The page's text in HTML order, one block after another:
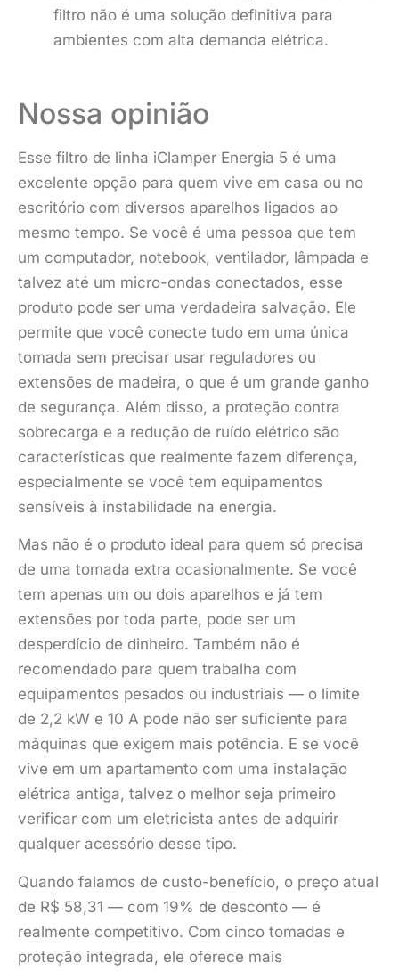
filtro não é uma solução definitiva para
ambientes com alta demanda elétrica.
Nossa opinião
Esse filtro de linha iClamper Energia 5 é uma
excelente opção para quem vive em casa ou no
escritório com diversos aparelhos ligados ao
mesmo tempo. Se você é uma pessoa que tem
um computador, notebook, ventilador, lâmpada e
talvez até um micro-ondas conectados, esse
produto pode ser uma verdadeira salvação. Ele
permite que você conecte tudo em uma única
tomada sem precisar usar reguladores ou
extensões de madeira, o que é um grande ganho
de segurança. Além disso, a proteção contra
sobrecarga e a redução de ruído elétrico são
características que realmente fazem diferença,
especialmente se você tem equipamentos
sensíveis à instabilidade na energia.
Mas não é o produto ideal para quem só precisa
de uma tomada extra ocasionalmente. Se você
tem apenas um ou dois aparelhos e já tem
extensões por toda parte, pode ser um
desperdício de dinheiro. Também não é
recomendado para quem trabalha com
equipamentos pesados ou industriais — o limite
de 2,2 kW e 10 A pode não ser suficiente para
máquinas que exigem mais potência. E se você
vive em um apartamento com uma instalação
elétrica antiga, talvez o melhor seja primeiro
verificar com um eletricista antes de adquirir
qualquer acessório desse tipo.
Quando falamos de custo-benefício, o preço atual
de R$ 58,31 — com 19% de desconto — é
realmente competitivo. Com cinco tomadas e
proteção integrada, ele oferece mais